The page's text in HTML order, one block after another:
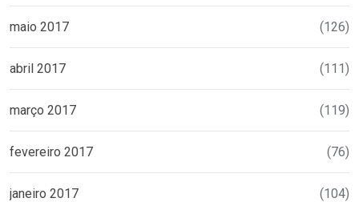
maio 2017 (126)
abril 2017 (111)
março 2017 (119)
fevereiro 2017 (76)
janeiro 2017 (104)